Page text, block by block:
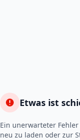
Etwas ist
Ein unerwarteter
neu zu laden oder zur